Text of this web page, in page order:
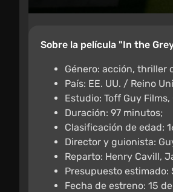
Sobre la película "In the
Género: acción, thriller
País: EE. UU. / Reino
Estudio: Toff Guy
Duración: 97 minutos;
Clasificación de edad:
Director y guionista:
Reparto: Henry Cavill,
Presupuesto estimado:
Fecha de estreno: 15